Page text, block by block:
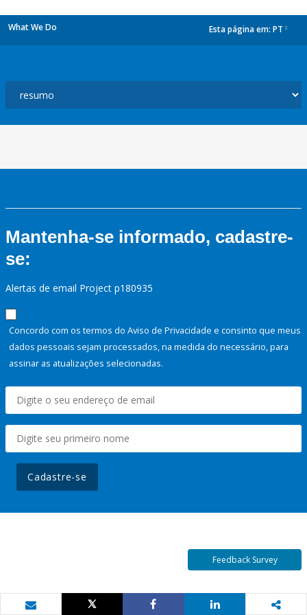
What We Do Esta página em: PT
Mantenha-se informado, cadastre-
se:
Alertas de email Project p180935
Concordo com os termos do Aviso de Privacidade e consinto que meus
dados pessoais sejam processados, na medida do necessário, para
assinar as atualizações selecionadas.
Cadastre-se
Feedback Survey